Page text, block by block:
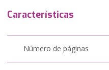
Características
Número de páginas